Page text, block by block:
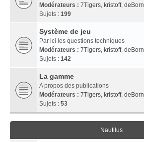
Modérateurs : 7Tigers, kristoff, deBorn
Sujets : 199
Système de jeu
Par ici les questions techniques
Modérateurs : 7Tigers, kristoff, deBorn
Sujets : 142
La gamme
A propos des publications
Modérateurs : 7Tigers, kristoff, deBorn
Sujets : 53
Nautilus